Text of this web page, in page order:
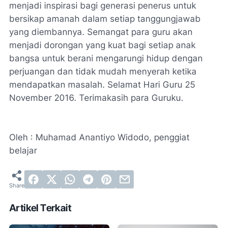
menjadi inspirasi bagi generasi penerus untuk
bersikap amanah dalam setiap tanggungjawab
yang diembannya. Semangat para guru akan
menjadi dorongan yang kuat bagi setiap anak
bangsa untuk berani mengarungi hidup dengan
perjuangan dan tidak mudah menyerah ketika
mendapatkan masalah. Selamat Hari Guru 25
November 2016. Terimakasih para Guruku.
Oleh : Muhamad Anantiyo Widodo, penggiat
belajar
Artikel Terkait